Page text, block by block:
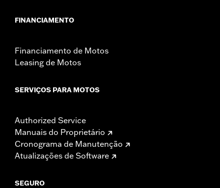
FINANCIAMENTO
Financiamento de Motos
Leasing de Motos
SERVIÇOS PARA MOTOS
Authorized Service
Manuais do Proprietário
Cronograma de Manutenção
Atualizações de Software
SEGURO